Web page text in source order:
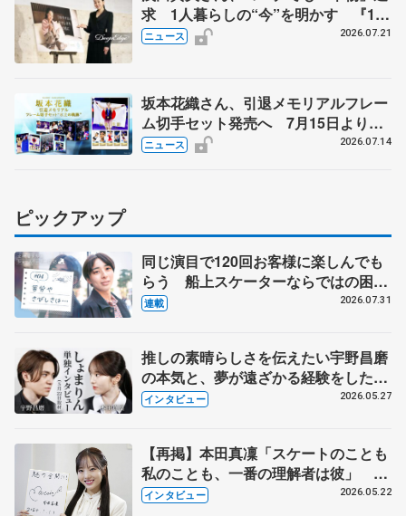
求 1人暮らしの“今”を明かす 『1秒
タオル』ホットマンのブランドアンバ
ニュース 2026.07.21
坂本花織さん、引退メモリアルフレー
ム切手セット発売へ 7月15日より申
込受付開始
ニュース 2026.07.14
ピックアップ
同じ演目で120回お客様に楽しんでも
らう 船上スケーターならではの困難
とは 影響あったPIW前キャプテン松
連載 2026.07.31
推しの素晴らしさを伝えたい宇野昌磨
の本気と、夢が遠ざかる経験をした本
田真凜の覚悟
インタビュー 2026.05.27
【再掲】本田真凜「スケートのことも
私のことも、一番の理解者は彼」 引
退時の単独インタビューで語った競技
インタビュー 2026.05.22